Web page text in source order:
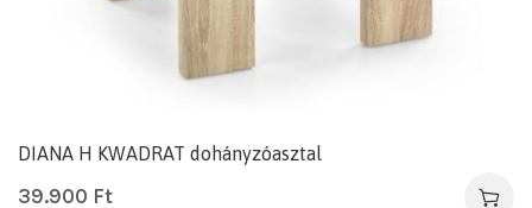
DIANA H KWADRAT dohányzóasztal
39.900 Ft